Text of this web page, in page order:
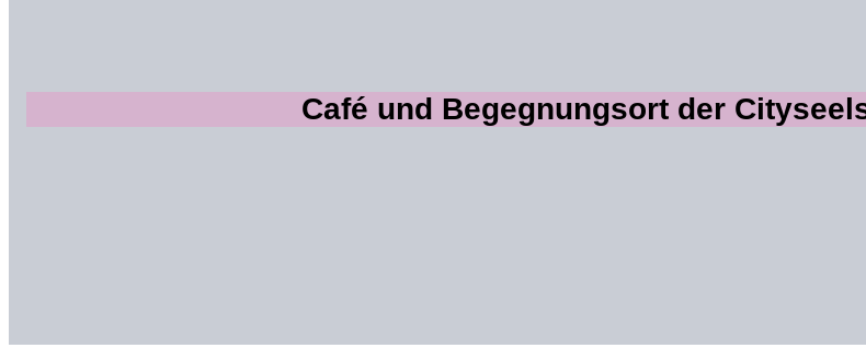
Café und Begegnungsort der